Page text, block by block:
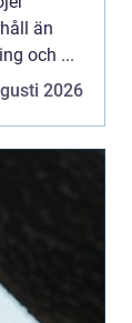
än
och ...
2026